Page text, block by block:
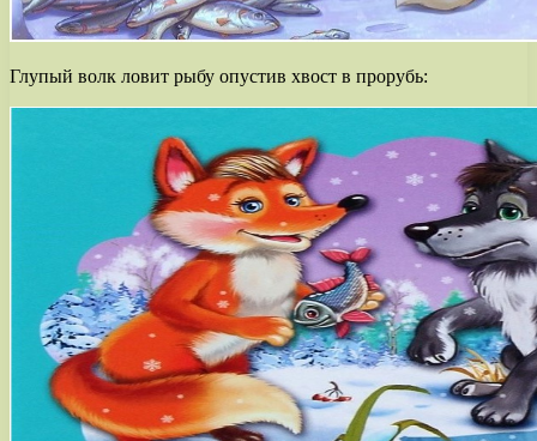
Глупый волк ловит рыбу опустив хвост в прорубь: